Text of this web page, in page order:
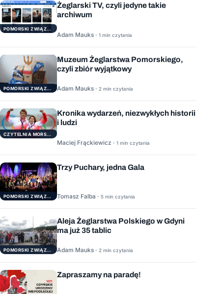
POMORSKI ZWIĄZEK ŻEGLARSKI
Żeglarski TV, czyli jedyne takie
archiwum
Adam Mauks · 1 min czytania
POMORSKI ZWIĄZEK ŻEGLARSKI
Muzeum Żeglarstwa Pomorskiego,
czyli zbiór wyjątkowy
Adam Mauks · 2 min czytania
CZYTELNIA MORSKA
Kronika wydarzeń, niezwykłych historii
i ludzi
Maciej Frąckiewicz · 1 min czytania
POMORSKI ZWIĄZEK ŻEGLARSKI
Trzy Puchary, jedna Gala
Tomasz Falba · 5 min czytania
POMORSKI ZWIĄZEK ŻEGLARSKI
Aleja Żeglarstwa Polskiego w Gdyni
ma już 35 tablic
Adam Mauks · 2 min czytania
Zapraszamy na paradę!